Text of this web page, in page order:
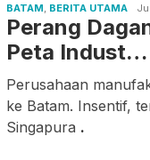
BATAM BERITA UTAMA
Perang
Peta Indust…
Perusahaan
ke Batam. Insentif,
Singapura .